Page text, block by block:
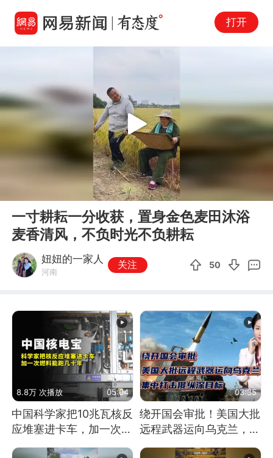
打开
00:16
Play
一寸耕耘一分收获，置身金色麦田沐浴
麦香清风，不负时光不负耕耘
妞妞的一家人
河南
关注 50
8.8万 次播放 05:04
中国科学家把10兆瓦核反
应堆塞进卡车，加一次燃
料能跑几十年
03:35
绕开国会审批！美国大批
远程武器运向乌克兰，集
中打击俄纵深目标